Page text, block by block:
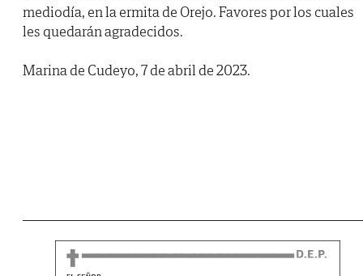
mediodía, en la ermita de Orejo. Favores por los cuales
les quedarán agradecidos.
Marina de Cudeyo, 7 de abril de 2023.